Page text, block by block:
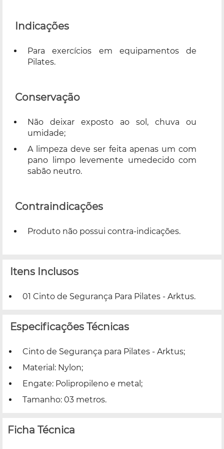
Indicações
Para exercícios em equipamentos de
Pilates.
Conservação
Não deixar exposto ao sol, chuva ou
umidade;
A limpeza deve ser feita apenas um com
pano limpo levemente umedecido com
sabão neutro.
Contraindicações
Produto não possui contra-indicações.
Itens Inclusos
01 Cinto de Segurança Para Pilates - Arktus.
Especificações Técnicas
Cinto de Segurança para Pilates - Arktus;
Material: Nylon;
Engate: Polipropileno e metal;
Tamanho: 03 metros.
Ficha Técnica